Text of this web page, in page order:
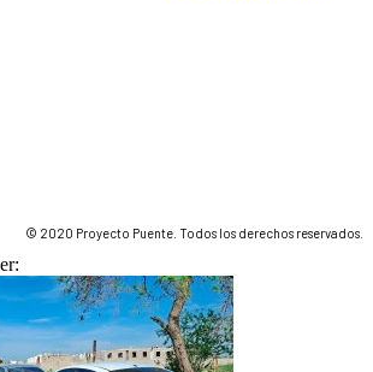
© 2020 Proyecto Puente. Todos los derechos reservados.